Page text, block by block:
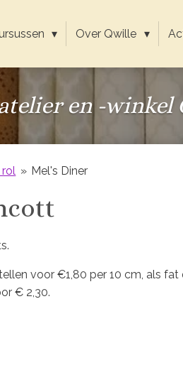
Over Qwille
en -winkel
rol » Mel's Diner
voor €1,80 per 10 cm, als fat
€ 2,30.